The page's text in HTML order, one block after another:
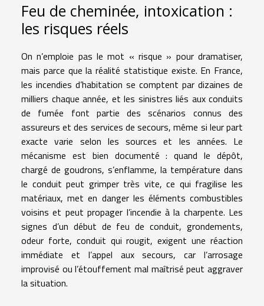
Feu de cheminée, intoxication :
les risques réels
On n’emploie pas le mot « risque » pour dramatiser,
mais parce que la réalité statistique existe. En France,
les incendies d’habitation se comptent par dizaines de
milliers chaque année, et les sinistres liés aux conduits
de fumée font partie des scénarios connus des
assureurs et des services de secours, même si leur part
exacte varie selon les sources et les années. Le
mécanisme est bien documenté : quand le dépôt,
chargé de goudrons, s’enflamme, la température dans
le conduit peut grimper très vite, ce qui fragilise les
matériaux, met en danger les éléments combustibles
voisins et peut propager l’incendie à la charpente. Les
signes d’un début de feu de conduit, grondements,
odeur forte, conduit qui rougit, exigent une réaction
immédiate et l’appel aux secours, car l’arrosage
improvisé ou l’étouffement mal maîtrisé peut aggraver
la situation.